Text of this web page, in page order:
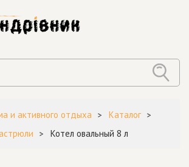
и активного отдыха
Каталог
Котел овальный 8 л